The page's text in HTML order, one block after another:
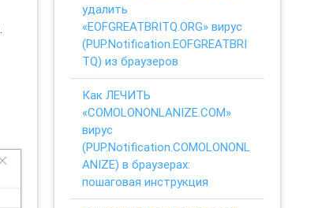
удалить
«EOFGREATBRITQ.ORG» вирус
(PUP.Notification.EOFGREATBRI
TQ) из браузеров
Как ЛЕЧИТЬ
«COMOLONONLANIZE.COM»
вирус
(PUP.Notification.COMOLONONL
ANIZE) в браузерах:
пошаговая инструкция